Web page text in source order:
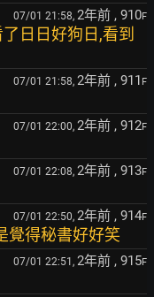
07/01 21:58, 2年前 , 910F
日日好狗日,看到
07/01 21:58, 2年前 , 911 F
07/01 22:00, 2年前 , 912F
07/01 22:08, 2年前 , 913F
07/01 22:50, 2年前 , 914F
覺得秘書好好笑
07/01 22:51, 2年前 , 915F